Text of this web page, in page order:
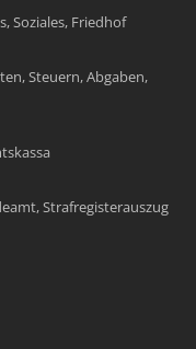
Soziales, Friedhof
Steuern, Abgaben,
Strafregisterauszug